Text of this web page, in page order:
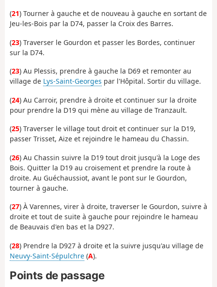
(21) Tourner à gauche et de nouveau à gauche en sortant de
Jeu-les-Bois par la D74, passer la Croix des Barres.
(23) Traverser le Gourdon et passer les Bordes, continuer
sur la D74.
(23) Au Plessis, prendre à gauche la D69 et remonter au
village de Lys-Saint-Georges par l'Hôpital. Sortir du village.
(24) Au Carroir, prendre à droite et continuer sur la droite
pour prendre la D19 qui mène au village de Tranzault.
(25) Traverser le village tout droit et continuer sur la D19,
passer Trisset, Aize et rejoindre le hameau du Chassin.
(26) Au Chassin suivre la D19 tout droit jusqu'à la Loge des
Bois. Quitter la D19 au croisement et prendre la route à
droite. Au Guéchaussiot, avant le pont sur le Gourdon,
tourner à gauche.
(27) À Varennes, virer à droite, traverser le Gourdon, suivre à
droite et tout de suite à gauche pour rejoindre le hameau
de Beauvais d'en bas et la D927.
(28) Prendre la D927 à droite et la suivre jusqu'au village de
Neuvy-Saint-Sépulchre (A).
Points de passage